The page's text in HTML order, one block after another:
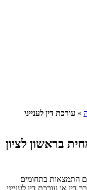
» עורכת דין לענייני
בראשון לציון
התמצאות בתחומים
או עורכת דין לענייני